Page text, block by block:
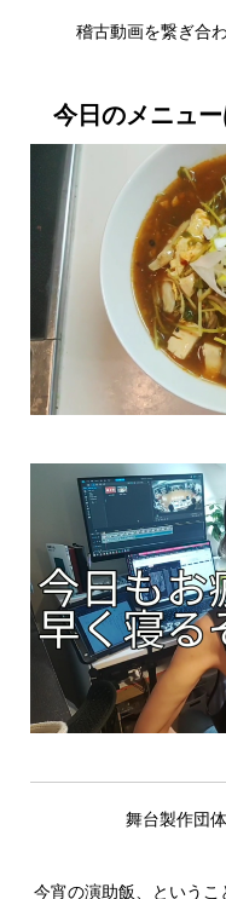
稽古動画を繋ぎ合
今日のメニュ
舞台製作団
今宵の演助飯、という